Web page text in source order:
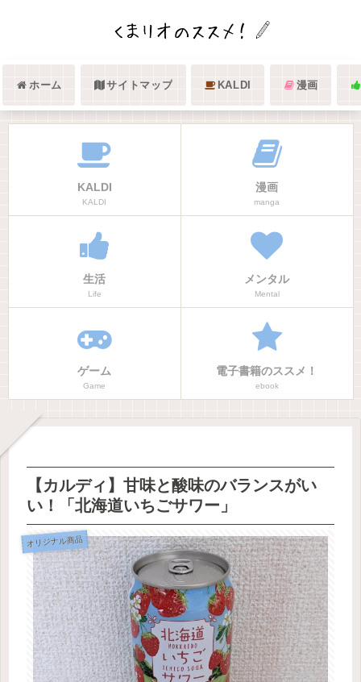
ホーム サイトマップ KALDI 漫画
KALDI
KALDI
漫画
manga
生活
Life
メンタル
Mental
ゲーム
Game
電子書籍のススメ！
ebook
【カルディ】甘味と酸味のバランスがい
い！「北海道いちごサワー」
オリジナル商品